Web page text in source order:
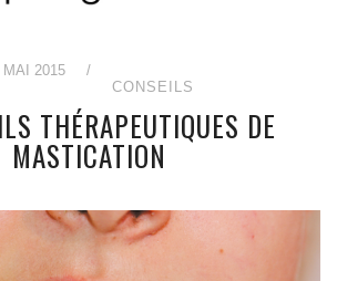
MAI 2015
/
CONSEILS
THÉRAPEUTIQUES DE
MASTICATION